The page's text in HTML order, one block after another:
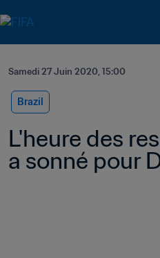
Samedi 27 Juin 2020, 15:00
Brazil
L'heure des
a sonné pour